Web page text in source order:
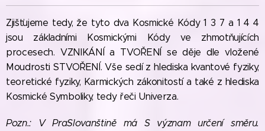
Zjišťujeme tedy, že tyto dva Kosmické Kódy 1 3 7 a 1 4 4
jsou základními Kosmickými Kódy ve zhmotňujících
procesech. VZNIKÁNÍ a TVOŘENÍ se děje dle vložené
Moudrosti STVOŘENÍ. Vše sedí z hlediska kvantové fyziky,
teoretické fyziky, Karmických zákonitostí a také z hlediska
Kosmické Symboliky, tedy řeči Univerza.
Pozn.: V PraSlovanštině má S význam určení směru.